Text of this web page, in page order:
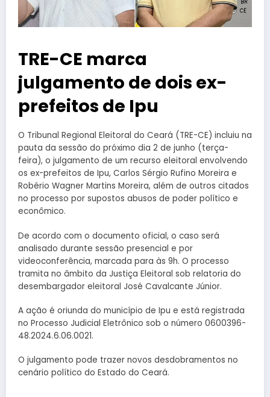
TRE-CE marca
julgamento de dois ex-
prefeitos de Ipu
O Tribunal Regional Eleitoral do Ceará (TRE-CE) incluiu na
pauta da sessão do próximo dia 2 de junho (terça-
feira), o julgamento de um recurso eleitoral envolvendo
os ex-prefeitos de Ipu, Carlos Sérgio Rufino Moreira e
Robério Wagner Martins Moreira, além de outros citados
no processo por supostos abusos de poder político e
econômico.
De acordo com o documento oficial, o caso será
analisado durante sessão presencial e por
videoconferência, marcada para às 9h. O processo
tramita no âmbito da Justiça Eleitoral sob relatoria do
desembargador eleitoral José Cavalcante Júnior.
A ação é oriunda do município de Ipu e está registrada
no Processo Judicial Eletrônico sob o número 0600396-
48.2024.6.06.0021.
O julgamento pode trazer novos desdobramentos no
cenário político do Estado do Ceará.